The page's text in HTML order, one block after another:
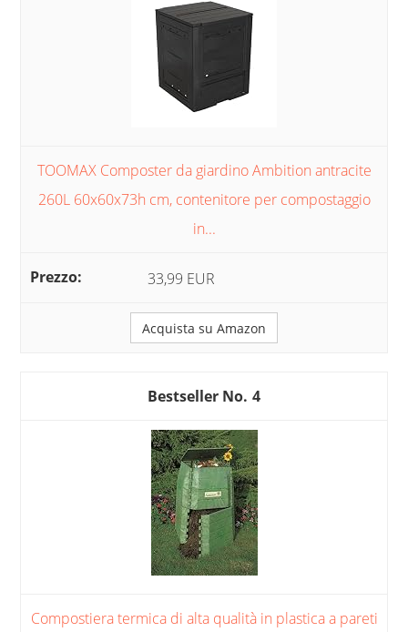
TOOMAX Composter da giardino Ambition antracite
260L 60x60x73h cm, contenitore per compostaggio
in...
33,99 EUR
Acquista su Amazon
4
Compostiera termica di alta qualità in plastica a pareti